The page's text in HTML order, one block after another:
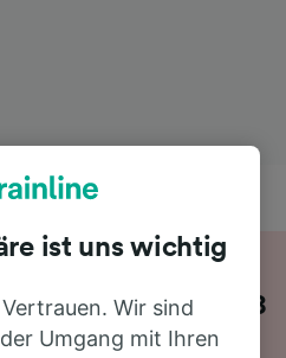
Dammtor nach Eberswalde Hbf
Zug in 3 Stunden 8
Dammtor nach
ist uns wichtig
Wir sind
Umgang mit Ihren